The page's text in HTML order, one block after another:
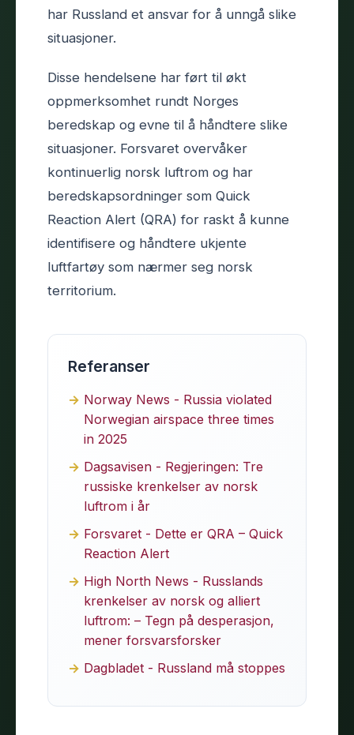
har Russland et ansvar for å unngå slike
situasjoner.
Disse hendelsene har ført til økt
oppmerksomhet rundt Norges
beredskap og evne til å håndtere slike
situasjoner. Forsvaret overvåker
kontinuerlig norsk luftrom og har
beredskapsordninger som Quick
Reaction Alert (QRA) for raskt å kunne
identifisere og håndtere ukjente
luftfartøy som nærmer seg norsk
territorium.
Referanser
Norway News - Russia violated
Norwegian airspace three times
in 2025
Dagsavisen - Regjeringen: Tre
russiske krenkelser av norsk
luftrom i år
Forsvaret - Dette er QRA – Quick
Reaction Alert
High North News - Russlands
krenkelser av norsk og alliert
luftrom: – Tegn på desperasjon,
mener forsvarsforsker
Dagbladet - Russland må stoppes